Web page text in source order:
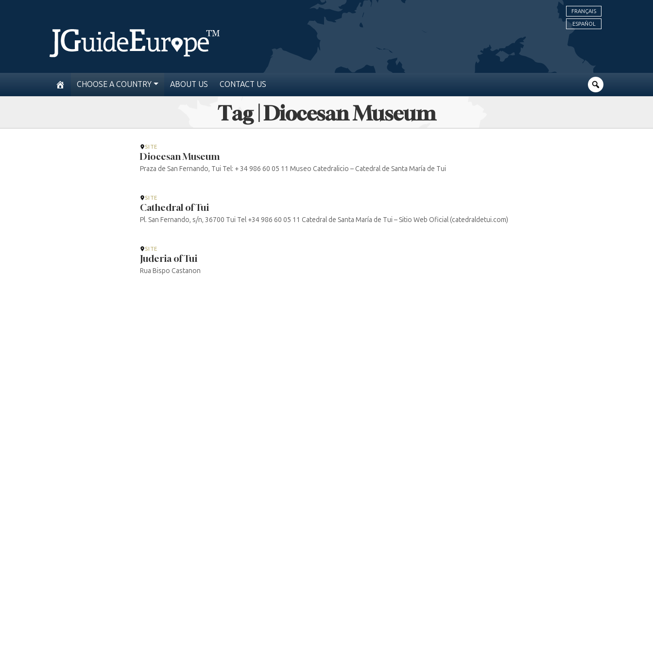
FRANÇAIS
ESPAÑOL
CHOOSE A COUNTRY ABOUT US CONTACT US
Tag | Diocesan Museum
SITE
Diocesan Museum
Praza de San Fernando, Tui Tel: + 34 986 60 05 11 Museo Catedralicio – Catedral de Santa María de Tui
SITE
Cathedral of Tui
Pl. San Fernando, s/n, 36700 Tui Tel +34 986 60 05 11 Catedral de Santa María de Tui – Sitio Web Oficial (catedraldetui.com)
SITE
Juderia of Tui
Rua Bispo Castanon